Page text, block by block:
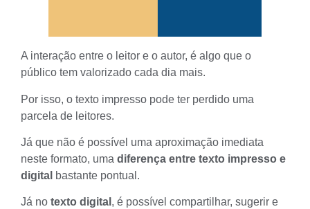
A interação entre o leitor e o autor, é algo que o
público tem valorizado cada dia mais.
Por isso, o texto impresso pode ter perdido uma
parcela de leitores.
Já que não é possível uma aproximação imediata
neste formato, uma diferença entre texto impresso e
digital bastante pontual.
Já no texto digital , é possível compartilhar, sugerir e